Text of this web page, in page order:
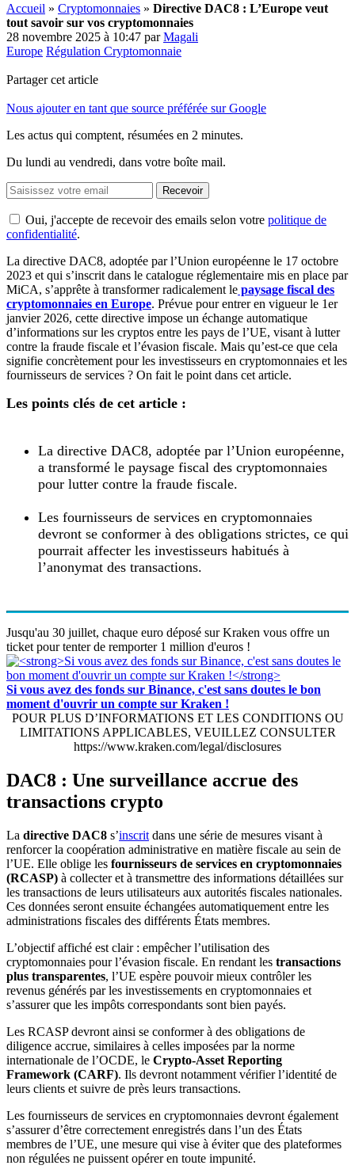
Accueil » Cryptomonnaies » Directive DAC8 : L’Europe veut
tout savoir sur vos cryptomonnaies
28 novembre 2025 à 10:47 parMagali
Europe Régulation Cryptomonnaie
Partager cet article
Nous ajouter en tant que source préférée sur Google
Les actus qui comptent, résumées en 2 minutes.
Du lundi au vendredi, dans votre boîte mail.
Recevoir
Oui, j'accepte de recevoir des emails selon votre politique de
confidentialité.
La directive DAC8, adoptée par l’Union européenne le 17 octobre
2023 et qui s’inscrit dans le catalogue réglementaire mis en place par
MiCA, s’apprête à transformer radicalement le paysage fiscal des
cryptomonnaies en Europe. Prévue pour entrer en vigueur le 1er
janvier 2026, cette directive impose un échange automatique
d’informations sur les cryptos entre les pays de l’UE, visant à lutter
contre la fraude fiscale et l’évasion fiscale. Mais qu’est-ce que cela
signifie concrètement pour les investisseurs en cryptomonnaies et les
fournisseurs de services ? On fait le point dans cet article.
Les points clés de cet article :
La directive DAC8, adoptée par l’Union européenne,
a transformé le paysage fiscal des cryptomonnaies
pour lutter contre la fraude fiscale.
Les fournisseurs de services en cryptomonnaies
devront se conformer à des obligations strictes, ce qui
pourrait affecter les investisseurs habitués à
l’anonymat des transactions.
Jusqu'au 30 juillet, chaque euro déposé sur Kraken vous offre un
ticket pour tenter de remporter 1 million d'euros !
Si vous avez des fonds sur Binance, c'est sans doutes le bon
moment d'ouvrir un compte sur Kraken !
POUR PLUS D’INFORMATIONS ET LES CONDITIONS OU
LIMITATIONS APPLICABLES, VEUILLEZ CONSULTER
https://www.kraken.com/legal/disclosures
DAC8 : Une surveillance accrue des
transactions crypto
La directive DAC8 s’inscrit dans une série de mesures visant à
renforcer la coopération administrative en matière fiscale au sein de
l’UE. Elle oblige les fournisseurs de services en cryptomonnaies
(RCASP) à collecter et à transmettre des informations détaillées sur
les transactions de leurs utilisateurs aux autorités fiscales nationales.
Ces données seront ensuite échangées automatiquement entre les
administrations fiscales des différents États membres.
L’objectif affiché est clair : empêcher l’utilisation des
cryptomonnaies pour l’évasion fiscale. En rendant les transactions
plus transparentes, l’UE espère pouvoir mieux contrôler les
revenus générés par les investissements en cryptomonnaies et
s’assurer que les impôts correspondants sont bien payés.
Les RCASP devront ainsi se conformer à des obligations de
diligence accrue, similaires à celles imposées par la norme
internationale de l’OCDE, le Crypto-Asset Reporting
Framework (CARF). Ils devront notamment vérifier l’identité de
leurs clients et suivre de près leurs transactions.
Les fournisseurs de services en cryptomonnaies devront également
s’assurer d’être correctement enregistrés dans l’un des États
membres de l’UE, une mesure qui vise à éviter que des plateformes
non régulées ne puissent opérer en toute impunité.